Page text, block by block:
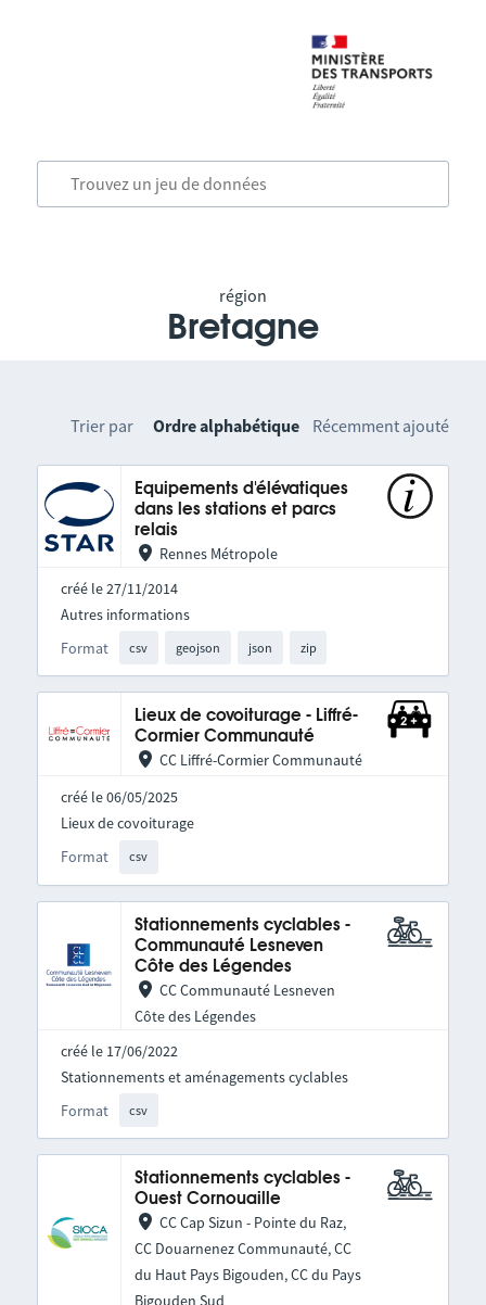
région
Bretagne
Trier par Ordre alphabétique Récemment ajouté
Equipements d'élévatiques
dans les stations et parcs
relais
Rennes Métropole
créé le 27/11/2014
Format csv geojson json zip
Autres informations
Lieux de covoiturage - Liffré-
Cormier Communauté
CC Liffré-Cormier Communauté
créé le 06/05/2025
Format csv
Lieux de covoiturage
Stationnements cyclables -
Communauté Lesneven
Côte des Légendes
CC Communauté Lesneven
Côte des Légendes
créé le 17/06/2022
Format csv
Stationnements et aménagements cyclables
Stationnements cyclables -
Ouest Cornouaille
CC Cap Sizun - Pointe du Raz,
CC Douarnenez Communauté, CC
du Haut Pays Bigouden, CC du Pays